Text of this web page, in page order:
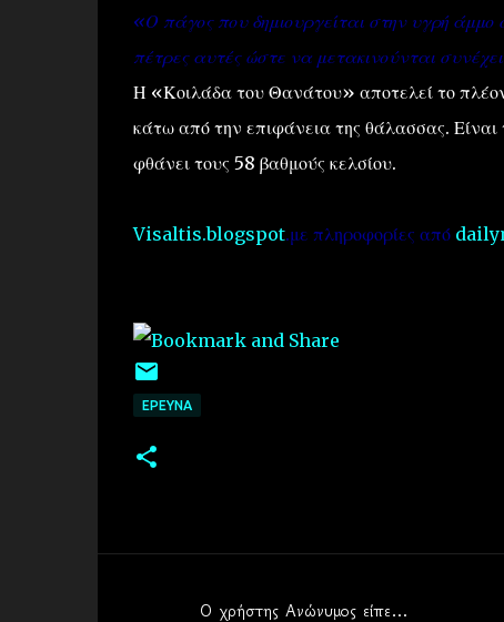
«Ο πάγος που δημιουργείται στην υγρή άμμο
πέτρες αυτές ώστε να μετακινούνται
Η «Κοιλάδα του Θανάτου» αποτελεί το
κάτω από την επιφάνεια της θάλασσας. Είναι
φθάνει τους 58 βαθμούς κελσίου.
Visaltis.blogspot.με πληροφορίες από
EΡΕΥΝΑ
Ο χρήστης Ανώνυμος είπε…